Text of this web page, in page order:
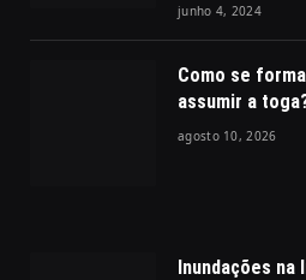
junho 4, 2024
Como se
assumir a
agosto 10, 2026
Inundações na